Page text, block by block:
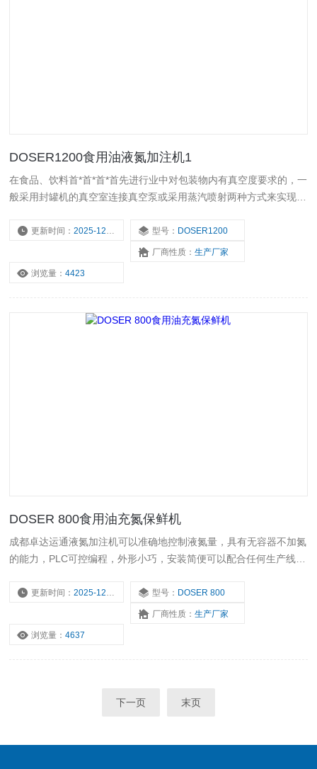
DOSER1200食用油液氮加注机1
在食品、饮料首*首*首*首先进行业中对包装物内有真空度要求的，一
般采用封罐机的真空室连接真空泵或采用蒸汽喷射两种方式来实现。
更新时间：2025-12-18 型号： DOSER1200
厂商性质： 生产厂家
浏览量：4423
DOSER 800食用油充氮保鲜机
成都卓达运通液氮加注机可以准确地控制液氮量，具有无容器不加氮
的能力，PLC可控编程，外形小巧，安装简便可以配合任何生产线，
耗量和无结霜的操作坏境。食用油充氮保鲜机
更新时间：2025-12-18 型号： DOSER 800
厂商性质： 生产厂家
浏览量：4637
下一页 末页